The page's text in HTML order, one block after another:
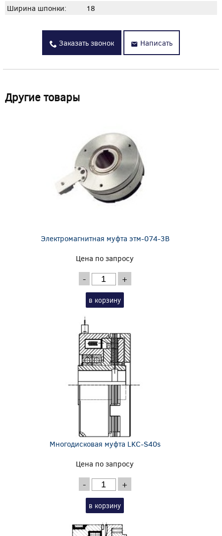
Ширина шпонки:
18
Заказать звонок Написать
Другие товары
Электромагнитная муфта этм-074-3В
Цена по запросу
- +
в корзину
Многодисковая муфта LKC-S40s
Цена по запросу
- +
в корзину